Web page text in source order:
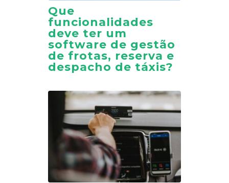
Que
funcionalidades
deve ter um
software de gestão
de frotas, reserva e
despacho de táxis?